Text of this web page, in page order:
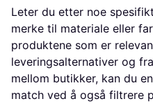
Leter du etter noe
merke til materiale eller
produktene som er
leveringsalternativer og
mellom butikker, kan du
match ved å også filtrere